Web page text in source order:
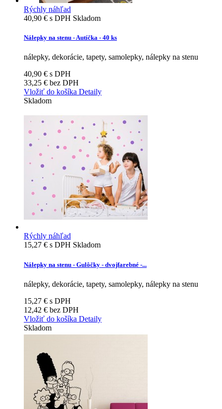
Rýchly náhľad
40,90 € s DPH Skladom
Nálepky na stenu - Autíčka - 40 ks
nálepky, dekorácie, tapety, samolepky, nálepky na stenu
40,90 € s DPH
33,25 € bez DPH
Vložiť do košíka Detaily
Skladom
Rýchly náhľad
15,27 € s DPH Skladom
Nálepky na stenu - Gulôčky - dvojfarebné -...
nálepky, dekorácie, tapety, samolepky, nálepky na stenu
15,27 € s DPH
12,42 € bez DPH
Vložiť do košíka Detaily
Skladom